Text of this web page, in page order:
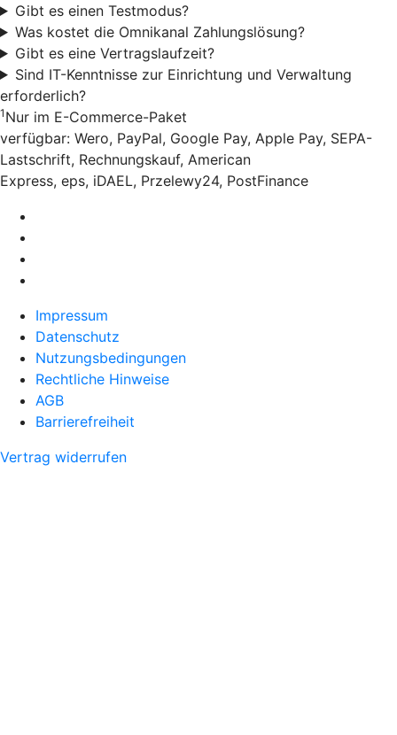
Gibt es einen Testmodus?
Was kostet die Omnikanal Zahlungslösung?
Gibt es eine Vertragslaufzeit?
Sind IT-Kenntnisse zur Einrichtung und Verwaltung
erforderlich?
1 Nur im E-Commerce-Paket
verfügbar: Wero, PayPal, Google Pay, Apple Pay, SEPA-
Lastschrift, Rechnungskauf, American
Express, eps, iDAEL, Przelewy24, PostFinance
Impressum
Datenschutz
Nutzungsbedingungen
Rechtliche Hinweise
AGB
Barrierefreiheit
Vertrag widerrufen